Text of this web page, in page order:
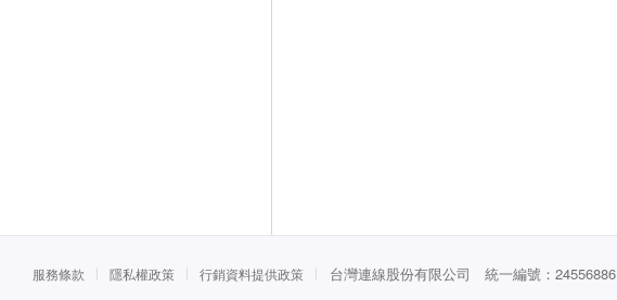
服務條款 隱私權政策 行銷資料提供政策 台灣連線股份有限公司 統一編號：24556886